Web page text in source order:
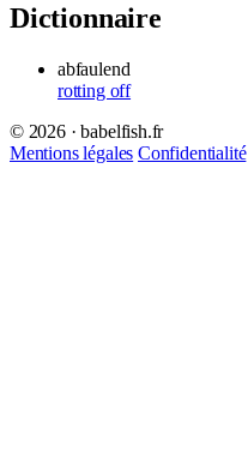
Dictionnaire
abfaulend
rotting off
© 2026 · babelfish.fr
Mentions légales Confidentialité